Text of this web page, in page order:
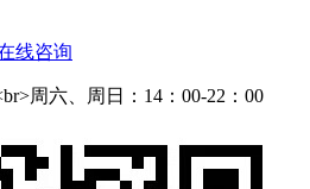
线咨询
周六、周日：14：00-22：00